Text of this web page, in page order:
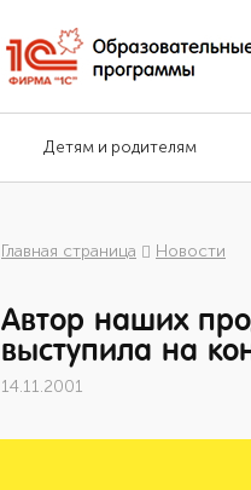
Детям и родителям
Главная страница Новости
Автор наших
выступила на
14.11.2001